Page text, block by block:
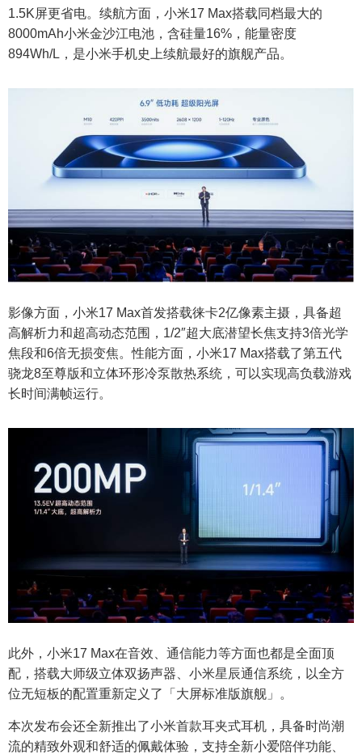
1.5K屏更省电。续航方面，小米17 Max搭载同档最大的
8000mAh小米金沙江电池，含硅量16%，能量密度
894Wh/L，是小米手机史上续航最好的旗舰产品。
影像方面，小米17 Max首发搭载徕卡2亿像素主摄，具备超
高解析力和超高动态范围，1/2″超大底潜望长焦支持3倍光学
焦段和6倍无损变焦。性能方面，小米17 Max搭载了第五代
骁龙8至尊版和立体环形冷泵散热系统，可以实现高负载游戏
长时间满帧运行。
此外，小米17 Max在音效、通信能力等方面也都是全面顶
配，搭载大师级立体双扬声器、小米星辰通信系统，以全方
位无短板的配置重新定义了「大屏标准版旗舰」。
本次发布会还全新推出了小米首款耳夹式耳机，具备时尚潮
流的精致外观和舒适的佩戴体验，支持全新小爱陪伴功能、